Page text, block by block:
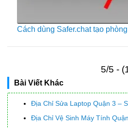
Cách dùng Safer.chat tạo
5/5 -
Bài Viết Khác
Địa Chỉ Sửa Laptop Quận 3 –
Địa Chỉ Vệ Sinh Máy Tính